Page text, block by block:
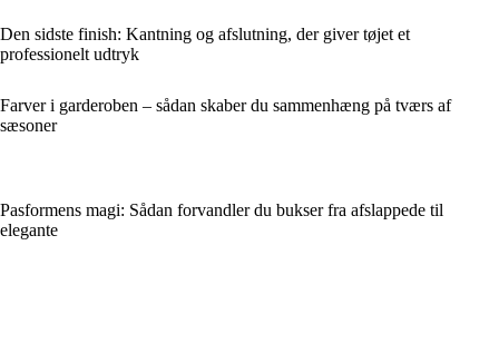
Den sidste finish: Kantning og afslutning, der giver tøjet et
professionelt udtryk
Farver i garderoben – sådan skaber du sammenhæng på tværs af
sæsoner
Pasformens magi: Sådan forvandler du bukser fra afslappede til
elegante